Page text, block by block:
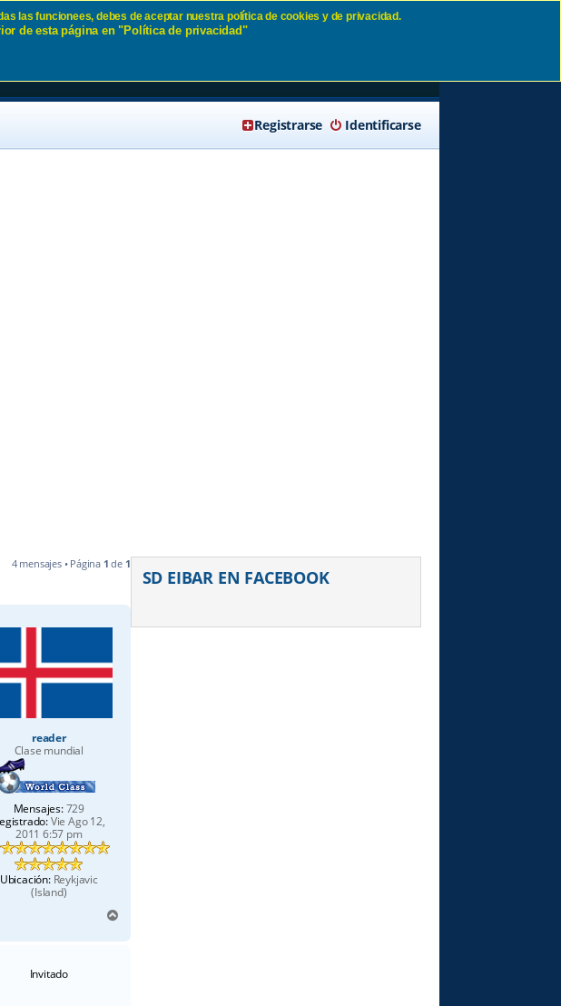
horas SD
Identificarse
Registrarse
4 mensajes • Página 1 de 1
reader
Clase mundial
Mensajes:729
Vie Ago 12,
2011 6:57 pm
Ubicación:Reykjavic
(Island)
r
Invitado
SD EIBAR EN FACEBOOK
las funcionees, debes de aceptar nuestra política de cookies y de privacidad.
de esta página en "Política de privacidad"